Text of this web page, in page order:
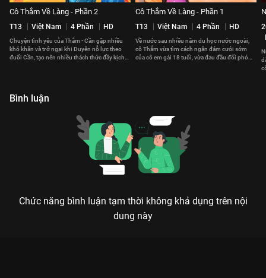
Cô Thắm Về Làng - Phần 2
T13 Việt Nam 4 Phần HD
Chuyện tình yêu của Thắm - Cần gặp nhiều
khó khăn và trở ngại khi Duyên nỗ lực theo
đuổi Cần, tạo nên nhiều thách thức đầy kịch
Cô Thắm Về Làng - Phần 1
T13 Việt Nam 4 Phần HD
Về nước sau nhiều năm du học nước ngoài,
cô Thắm vừa tìm cách ngăn đám cưới sớm
của cô em gái 18 tuổi, vừa đau đầu đối phó
Bình luận
Chức năng bình luận tạm thời không khả dụng trên nội
dung này